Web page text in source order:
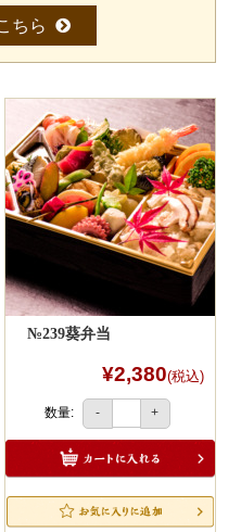
ちら
№239葵弁当
¥2,380(税込)
数量: - +